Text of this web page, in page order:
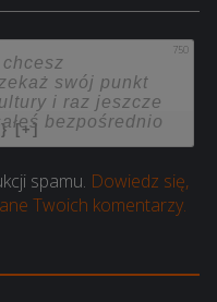
750
[+]
spamu. Dowiedz się,
Twoich komentarzy.